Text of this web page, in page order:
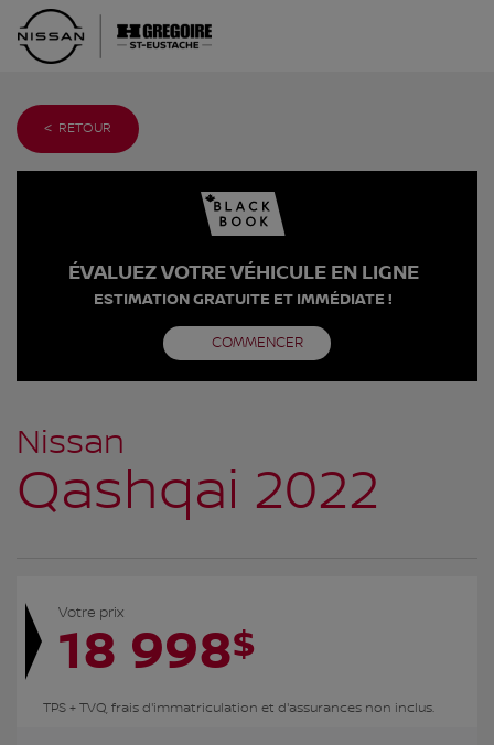
< RETOUR
ÉVALUEZ VOTRE VÉHICULE EN LIGNE
ESTIMATION GRATUITE ET IMMÉDIATE !
COMMENCER
Nissan
Qashqai 2022
Votre prix
18 998$
TPS + TVQ, frais d'immatriculation et d'assurances non inclus.